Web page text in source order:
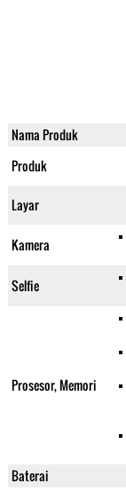
Nama Produk
Produk
Layar
Kamera
Selfie
Prosesor, Memori
Baterai